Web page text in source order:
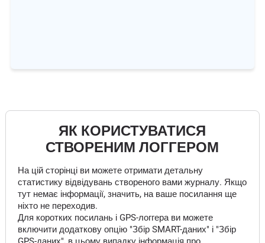
ЯК КОРИСТУВАТИСЯ
СТВОРЕНИМ ЛОГГЕРОМ
На цій сторінці ви можете отримати детальну
статистику відвідувань створеного вами журналу. Якщо
тут немає інформації, значить, на ваше посилання ще
ніхто не переходив.
Для коротких посилань і GPS-логгера ви можете
включити додаткову опцію "Збір SMART-даних" і "Збір